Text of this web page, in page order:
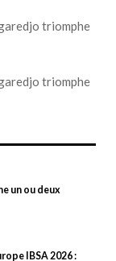
un ou deux
IBSA 2026 :